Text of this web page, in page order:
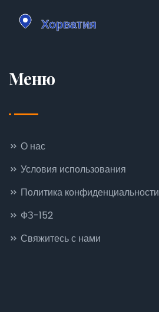
Меню
О нас
Условия использования
Политика конфиденциальности
ФЗ-152
Свяжитесь с нами